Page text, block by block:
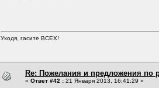
Уходя, гасите ВСЕХ!
Re: Пожелания и предложения по
« Ответ #42 : 21 Января 2013, 16:41:29 »